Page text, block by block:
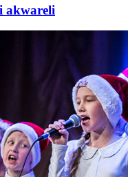
akwareli